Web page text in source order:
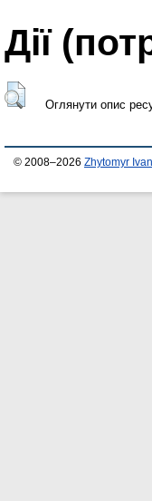
Дії
Оглянути опис
© 2008–2026 Zhytomyr